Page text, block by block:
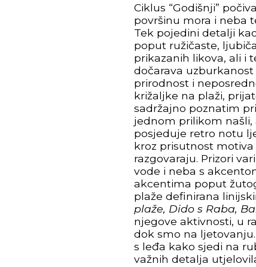
Ciklus “Godišnji”
površinu mora i neba
Tek pojedini detalji
poput ružičaste,
prikazanih likova, ali i
dočarava
prirodnost i
križaljke na plaži,
sadržajno poznatim
jednom prilikom našli,
posjeduje retro notu
kroz prisutnost
razgovaraju. Prizori
vode i neba s
akcentima poput
plaže definirana
plaže, Dido s Raba,
njegove aktivnosti, u
dok smo na
s leđa kako sjedi na
važnih detalja